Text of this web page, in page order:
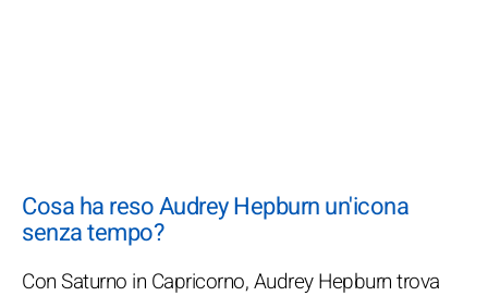
Cosa ha reso Audrey Hepburn un'icona
senza tempo?
Con Saturno in Capricorno, Audrey Hepburn trova